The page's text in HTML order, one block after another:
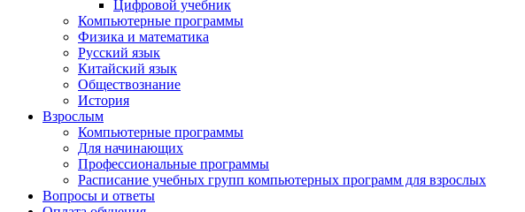
Цифровой учебник
Компьютерные программы
Физика и математика
Русский язык
Китайский язык
Обществознание
История
Взрослым
Компьютерные программы
Для начинающих
Профессиональные программы
Расписание учебных групп компьютерных программ для взрослых
Вопросы и ответы